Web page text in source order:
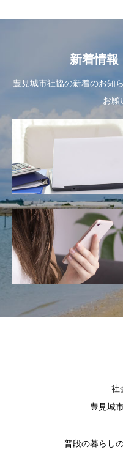
新着情報
豊見城市社協の新着のお知
お願
社
豊見城
普段の暮らし